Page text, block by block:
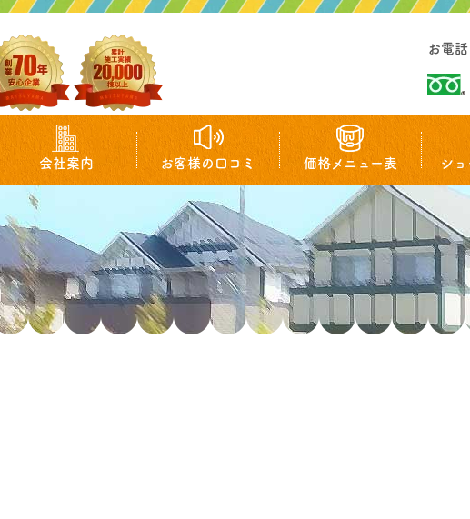
お電
会社案内 お客様の口コミ 価格メニュー表 ショ